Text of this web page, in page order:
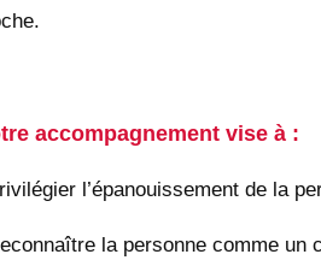
accompagnement vise à :
l’épanouissement de la
la personne comme un